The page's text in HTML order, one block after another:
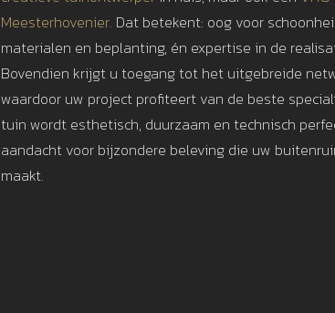
Meesterhovenier. Dat betekent: oog voor
materialen en beplanting, én expertise in de
Bovendien krijgt u toegang tot het uitgebreide
waardoor uw project profiteert van de beste
tuin wordt esthetisch, duurzaam en technisch
aandacht voor bijzondere beleving die uw
maakt.